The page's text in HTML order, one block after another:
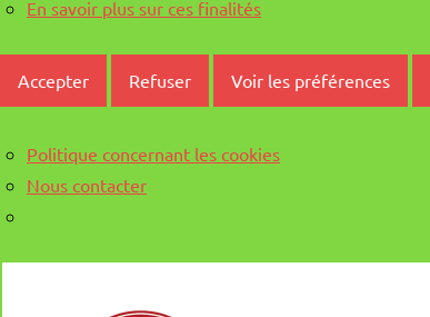
En savoir plus sur ces finalités
Accepter Refuser Voir les préférences
Politique concernant les cookies
Nous contacter